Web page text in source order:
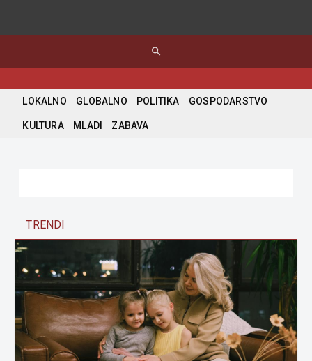
search
LOKALNO GLOBALNO POLITIKA GOSPODARSTVO
KULTURA MLADI ZABAVA
TRENDI